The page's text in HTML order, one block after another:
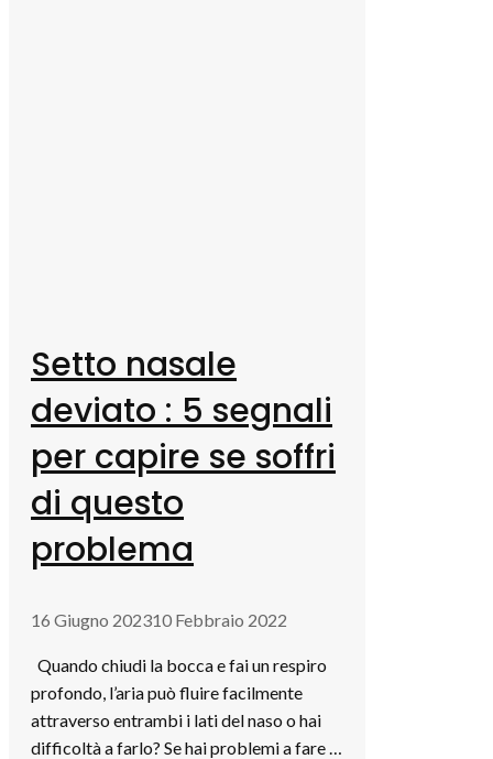
Setto nasale
deviato : 5 segnali
per capire se soffri
di questo
problema
16 Giugno 202310 Febbraio 2022
Quando chiudi la bocca e fai un respiro
profondo, l’aria può fluire facilmente
attraverso entrambi i lati del naso o hai
difficoltà a farlo? Se hai problemi a fare …